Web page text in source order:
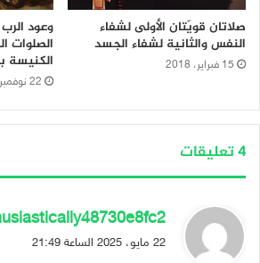
صلاتان قويّتان الأولى لشفاء
النفس والثانية لشفاء الجسد
15 فبراير، 2018
وعود
الصلوات
الكنيسة
22 نوفمبر، 2019
‫4 تعليقات
ي
ق
22 مايو، 2025 الساعة 21:49